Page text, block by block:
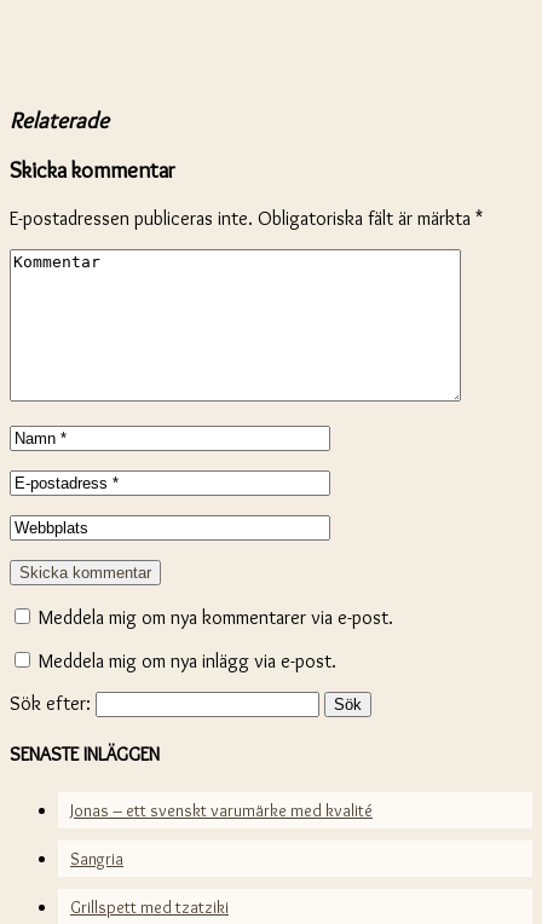
Relaterade
Skicka kommentar
E-postadressen publiceras inte. Obligatoriska fält är märkta *
Meddela mig om nya kommentarer via e-post.
Meddela mig om nya inlägg via e-post.
Sök efter:
SENASTE INLÄGGEN
Jonas – ett svenskt varumärke med kvalité
Sangria
Grillspett med tzatziki